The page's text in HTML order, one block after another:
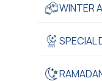
WINTER
SPECIAL